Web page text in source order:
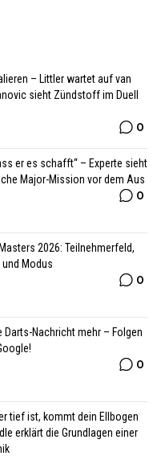
– Littler wartet auf van
sieht Zündstoff im Duell
0
er es schafft“ – Experte sieht
Major-Mission vor dem Aus
0
2026: Teilnehmerfeld,
Modus
0
Darts-Nachricht mehr – Folgen
0
tief ist, kommt dein Ellbogen
erklärt die Grundlagen einer